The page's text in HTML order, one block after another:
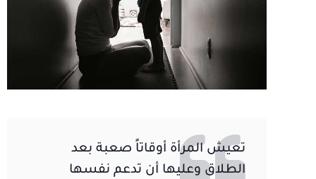
تعيش المرأة أوقاتاً صعبة بعد
الطلاق وعليها أن تدعم نفسها